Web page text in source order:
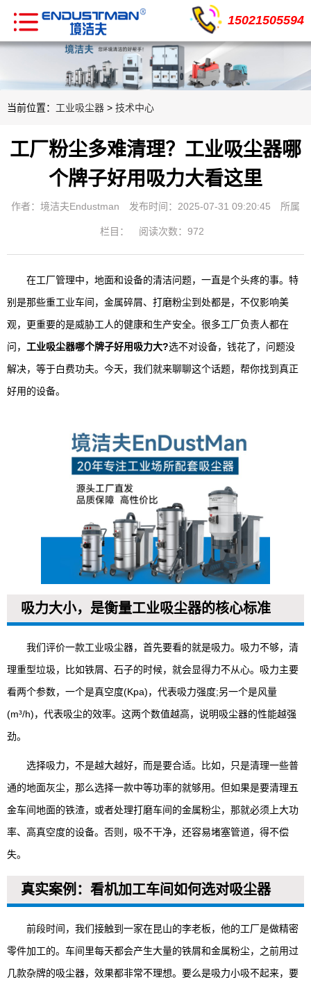
15021505594
当前位置： 工业吸尘器 > 技术中心
工厂粉尘多难清理？工业吸尘器哪
个牌子好用吸力大看这里
作者：境洁夫Endustman 发布时间：2025-07-31 09:20:45 所属
栏目： 阅读次数：972
在工厂管理中，地面和设备的清洁问题，一直是个头疼的事。特
别是那些重工业车间，金属碎屑、打磨粉尘到处都是，不仅影响美
观，更重要的是威胁工人的健康和生产安全。很多工厂负责人都在
问， 工业吸尘器哪个牌子好用吸力大?选不对设备，钱花了，问题没
解决，等于白费功夫。今天，我们就来聊聊这个话题，帮你找到真正
好用的设备。
吸力大小，是衡量工业吸尘器的核心标准
我们评价一款工业吸尘器，首先要看的就是吸力。吸力不够，清
理重型垃圾，比如铁屑、石子的时候，就会显得力不从心。吸力主要
看两个参数，一个是真空度(Kpa)，代表吸力强度;另一个是风量
(m³/h)，代表吸尘的效率。这两个数值越高，说明吸尘器的性能越强
劲。
选择吸力，不是越大越好，而是要合适。比如，只是清理一些普
通的地面灰尘，那么选择一款中等功率的就够用。但如果是要清理五
金车间地面的铁渣，或者处理打磨车间的金属粉尘，那就必须上大功
率、高真空度的设备。否则，吸不干净，还容易堵塞管道，得不偿
失。
真实案例：看机加工车间如何选对吸尘器
前段时间，我们接触到一家在昆山的李老板，他的工厂是做精密
零件加工的。车间里每天都会产生大量的铁屑和金属粉尘，之前用过
几款杂牌的吸尘器，效果都非常不理想。要么是吸力小吸不起来，要